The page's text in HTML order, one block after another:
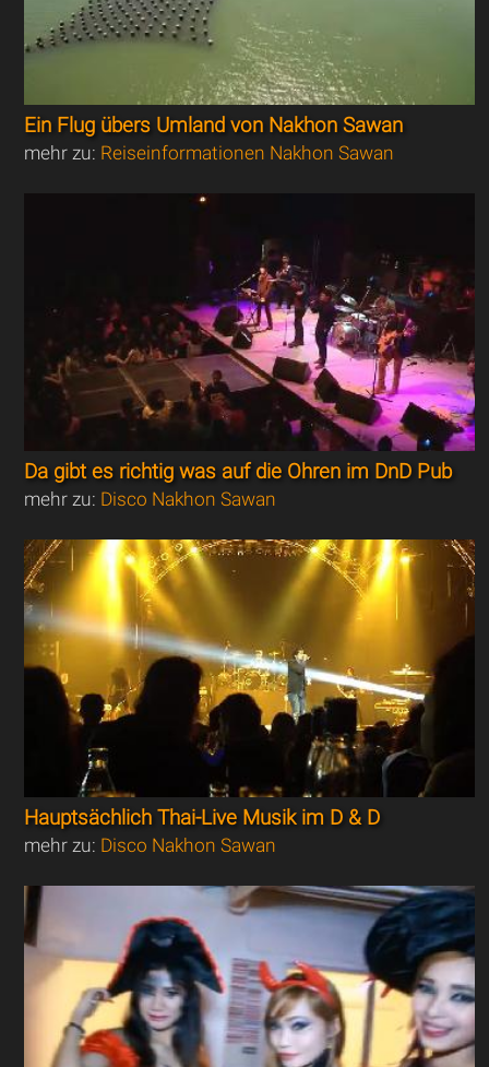
Ein Flug übers Umland von Nakhon Sawan
mehr zu: Reiseinformationen Nakhon Sawan
Da gibt es richtig was auf die Ohren im DnD Pub
mehr zu: Disco Nakhon Sawan
Hauptsächlich Thai-Live Musik im D & D
mehr zu: Disco Nakhon Sawan